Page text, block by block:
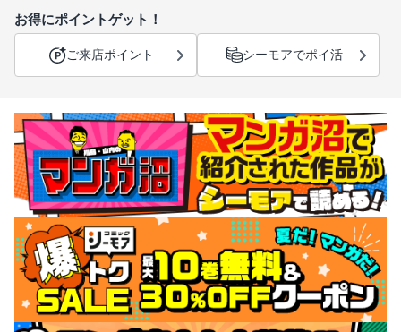
お得にポイントゲット！
ご来店ポイント シーモアでポイ活